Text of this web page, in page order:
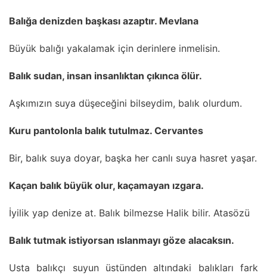
Balığa denizden başkası azaptır. Mevlana
Büyük balığı yakalamak için derinlere inmelisin.
Balık sudan, insan insanlıktan çıkınca ölür.
Aşkımızın suya düşeceğini bilseydim, balık olurdum.
Kuru pantolonla balık tutulmaz. Cervantes
Bir, balık suya doyar, başka her canlı suya hasret yaşar.
Kaçan balık büyük olur, kaçamayan ızgara.
İyilik yap denize at. Balık bilmezse Halik bilir. Atasözü
Balık tutmak istiyorsan ıslanmayı göze alacaksın.
Usta balıkçı suyun üstünden altındaki balıkları fark